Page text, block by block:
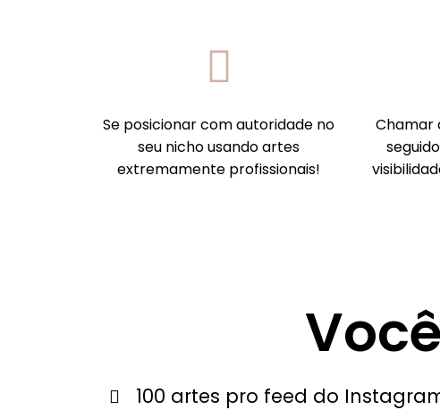
Se posicionar com autoridade no
seu nicho usando artes
extremamente profissionais!
Chamar
100 artes pro feed do